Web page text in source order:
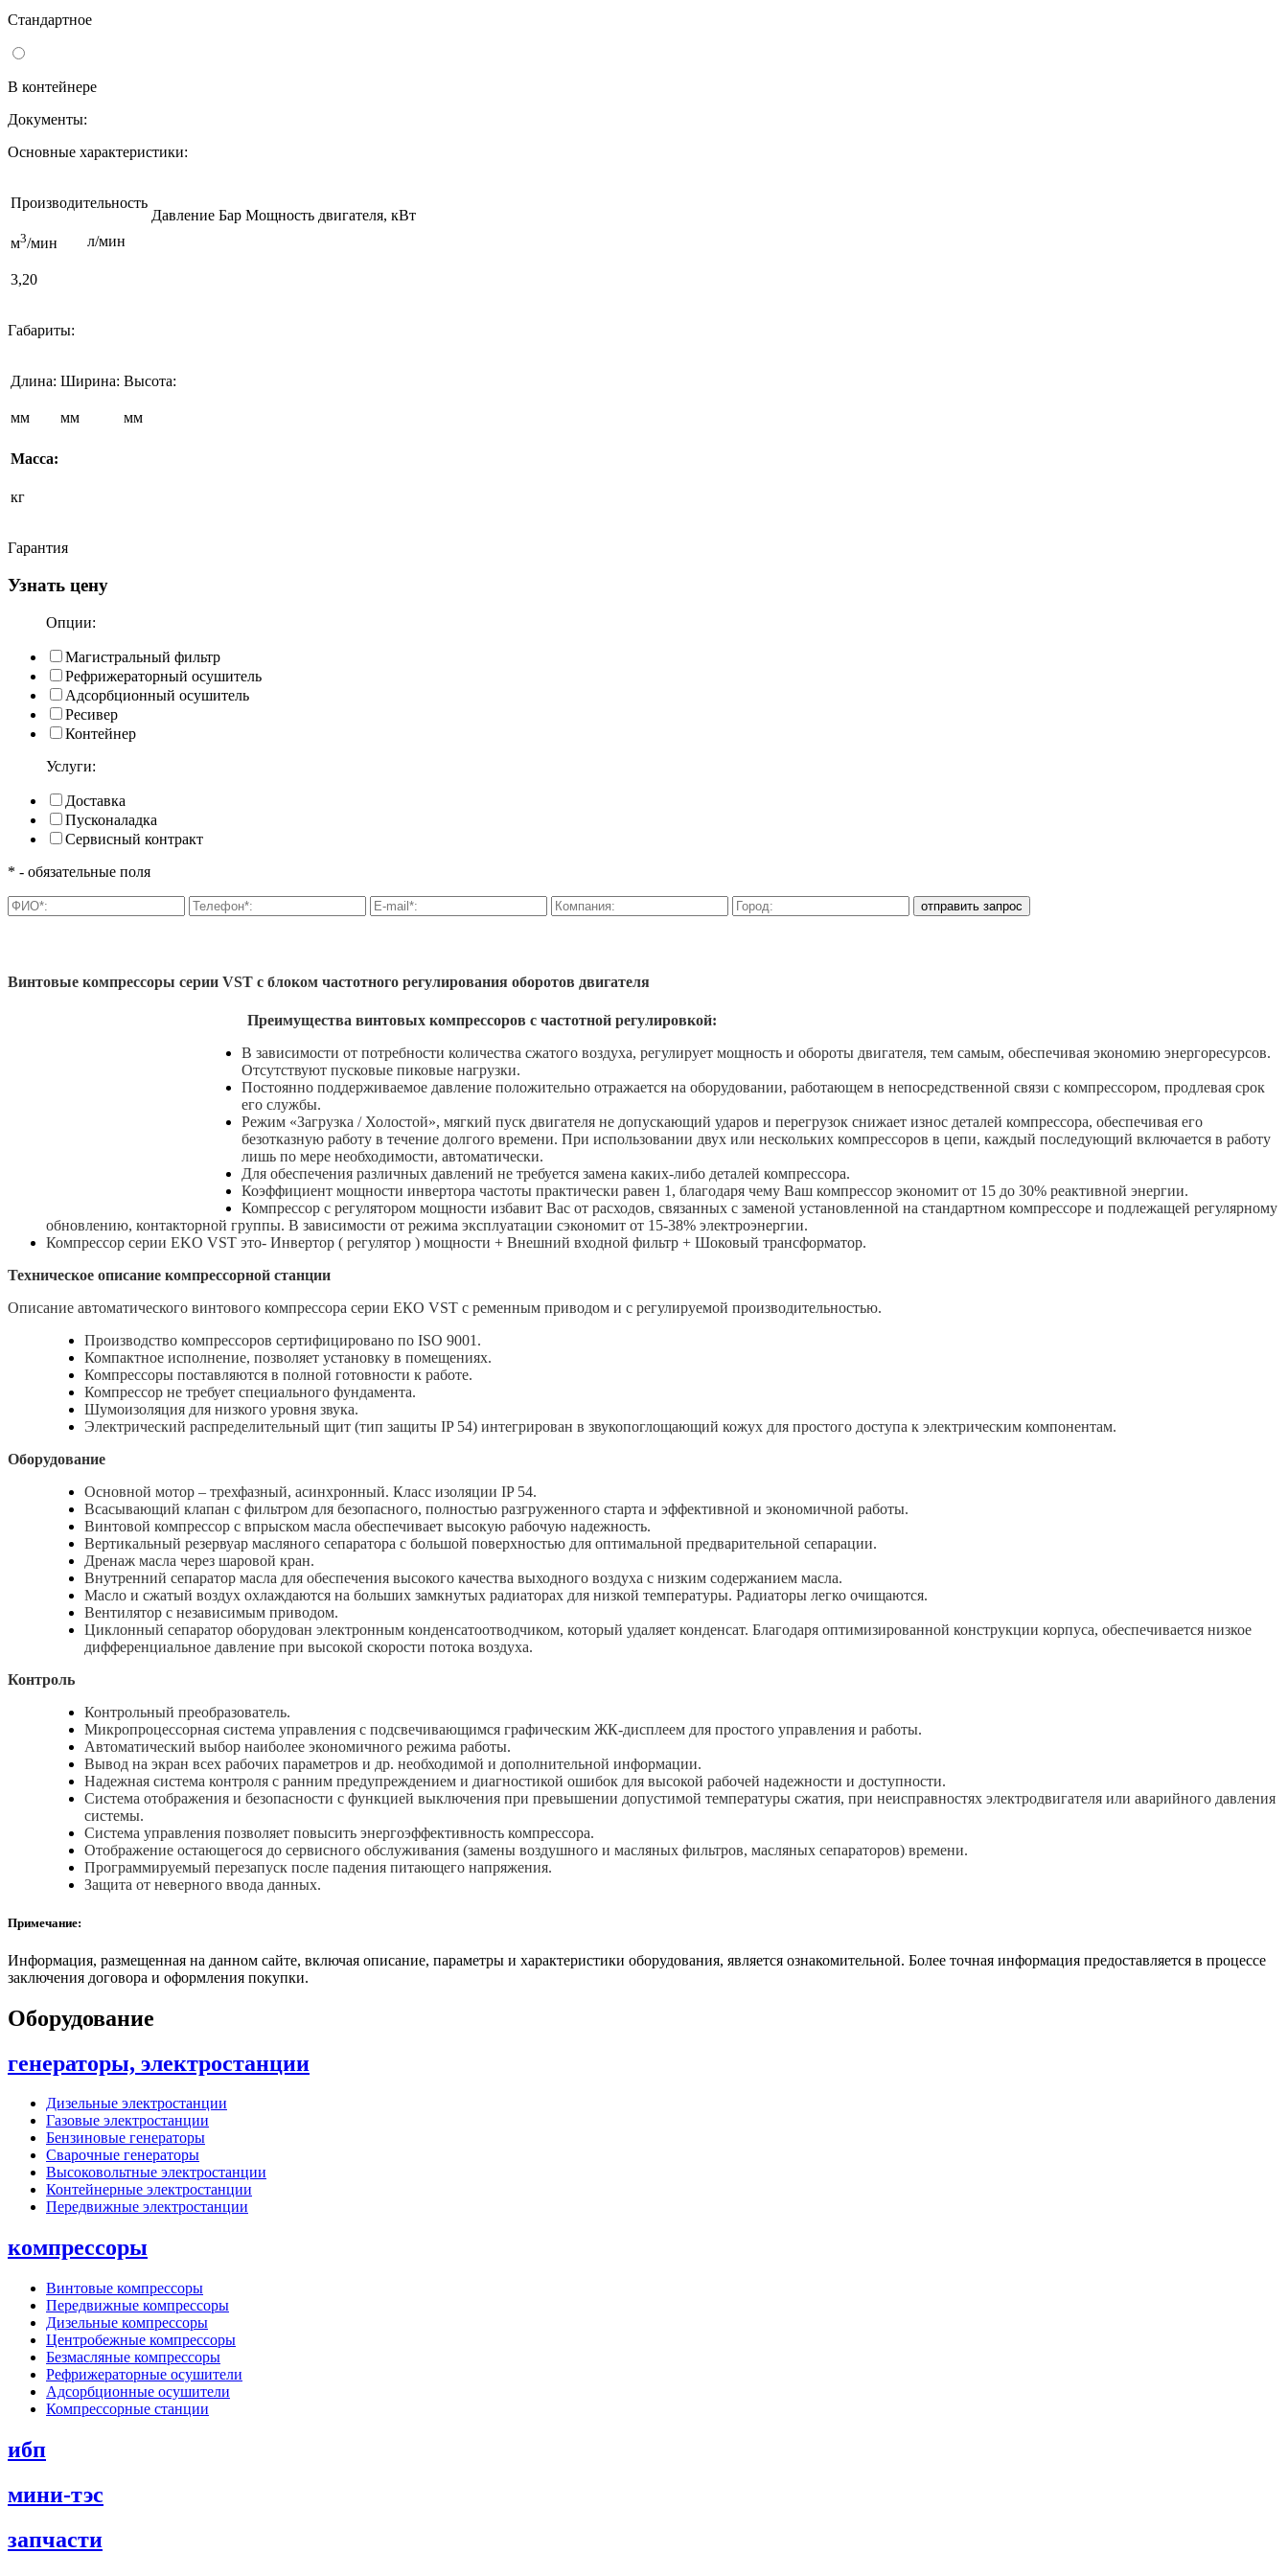
Стандартное
В контейнере
Документы:
Основные характеристики:
Производительность
Давление Бар Мощность двигателя, кВт
м3/мин л/мин
3,20
Габариты:
Длина: Ширина: Высота:
мм мм мм
Масса:
кг
Гарантия
Узнать цену
Опции:
Магистральный фильтр
Рефрижераторный осушитель
Адсорбционный осушитель
Ресивер
Контейнер
Услуги:
Доставка
Пусконаладка
Сервисный контракт
* - обязательные поля
Винтовые компрессоры серии VST с блоком частотного регулирования оборотов двигателя
Преимущества винтовых компрессоров с частотной регулировкой:
В зависимости от потребности количества сжатого воздуха, регулирует мощность и обороты двигателя, тем самым, обеспечивая экономию энергоресурсов.
Отсутствуют пусковые пиковые нагрузки.
Постоянно поддерживаемое давление положительно отражается на оборудовании, работающем в непосредственной связи с компрессором, продлевая срок
его службы.
Режим «Загрузка / Холостой», мягкий пуск двигателя не допускающий ударов и перегрузок снижает износ деталей компрессора, обеспечивая его
безотказную работу в течение долгого времени. При использовании двух или нескольких компрессоров в цепи, каждый последующий включается в работу
лишь по мере необходимости, автоматически.
Для обеспечения различных давлений не требуется замена каких-либо деталей компрессора.
Коэффициент мощности инвертора частоты практически равен 1, благодаря чему Ваш компрессор экономит от 15 до 30% реактивной энергии.
Компрессор с регулятором мощности избавит Вас от расходов, связанных с заменой установленной на стандартном компрессоре и подлежащей регулярному
обновлению, контакторной группы. В зависимости от режима эксплуатации сэкономит от 15-38% электроэнергии.
Компрессор серии EKO VST это- Инвертор ( регулятор ) мощности + Внешний входной фильтр + Шоковый трансформатор.
Техническое описание компрессорной станции
Описание автоматического винтового компрессора серии ЕКО VST с ременным приводом и с регулируемой производительностью.
Производство компрессоров сертифицировано по ISO 9001.
Компактное исполнение, позволяет установку в помещениях.
Компрессоры поставляются в полной готовности к работе.
Компрессор не требует специального фундамента.
Шумоизоляция для низкого уровня звука.
Электрический распределительный щит (тип защиты IP 54) интегрирован в звукопоглощающий кожух для простого доступа к электрическим компонентам.
Оборудование
Основной мотор – трехфазный, асинхронный. Класс изоляции IP 54.
Всасывающий клапан c фильтром для безопасного, полностью разгруженного старта и эффективной и экономичной работы.
Винтовой компрессор с впрыском масла обеспечивает высокую рабочую надежность.
Вертикальный резервуар масляного сепаратора с большой поверхностью для оптимальной предварительной сепарации.
Дренаж масла через шаровой кран.
Внутренний сепаратор масла для обеспечения высокого качества выходного воздуха с низким содержанием масла.
Масло и сжатый воздух охлаждаются на больших замкнутых радиаторах для низкой температуры. Радиаторы легко очищаются.
Вентилятор с независимым приводом.
Циклонный сепаратор оборудован электронным конденсатоотводчиком, который удаляет конденсат. Благодаря оптимизированной конструкции корпуса, обеспечивается низкое
дифференциальное давление при высокой скорости потока воздуха.
Контроль
Контрольный преобразователь.
Микропроцессорная система управления с подсвечивающимся графическим ЖК-дисплеем для простого управления и работы.
Автоматический выбор наиболее экономичного режима работы.
Вывод на экран всех рабочих параметров и др. необходимой и дополнительной информации.
Надежная система контроля с ранним предупреждением и диагностикой ошибок для высокой рабочей надежности и доступности.
Система отображения и безопасности с функцией выключения при превышении допустимой температуры сжатия, при неисправностях электродвигателя или аварийного давления
системы.
Система управления позволяет повысить энергоэффективность компрессора.
Отображение остающегося до сервисного обслуживания (замены воздушного и масляных фильтров, масляных сепараторов) времени.
Программируемый перезапуск после падения питающего напряжения.
Защита от неверного ввода данных.
Примечание:
Информация, размещенная на данном сайте, включая описание, параметры и характеристики оборудования, является ознакомительной. Более точная информация предоставляется в процессе
заключения договора и оформления покупки.
Оборудование
генераторы, электростанции
Дизельные электростанции
Газовые электростанции
Бензиновые генераторы
Сварочные генераторы
Высоковольтные электростанции
Контейнерные электростанции
Передвижные электростанции
компрессоры
Винтовые компрессоры
Передвижные компрессоры
Дизельные компрессоры
Центробежные компрессоры
Безмасляные компрессоры
Рефрижераторные осушители
Адсорбционные осушители
Компрессорные станции
ибп
мини-тэс
запчасти